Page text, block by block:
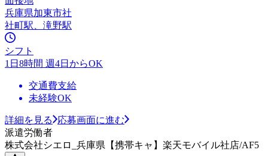
兵庫県加東市社
社町駅、滝野駅
シフト
1日8時間 週4日からOK
交通費支給
未経験OK
詳細を見る
応募画面に進む
派遣労働者
株式会社シエロ_兵庫県【携帯キャ】楽天モバイル社店/AF5